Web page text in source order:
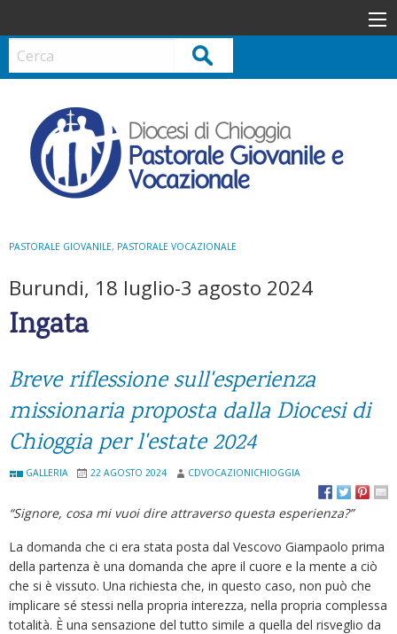
k
p
Cerca
PASTORALE GIOVANILE, PASTORALE VOCAZIONALE
Burundi, 18 luglio-3 agosto 2024
Ingata
Breve riflessione sull'esperienza
missionaria proposta dalla Diocesi di
Chioggia per l'estate 2024
GALLERIA 22 AGOSTO 2024 CDVOCAZIONICHIOGGIA
“Signore, cosa mi vuoi dire attraverso questa esperienza?”
La domanda che ci era stata posta dal Vescovo Giampaolo prima
della partenza è una domanda che apre il cuore e la mente a ciò
che si è vissuto. Una richiesta che, in questo caso, non può che
implicare sé stessi nella propria interezza, nella propria complessa
totalità. È una sensazione del tutto simile a quella del risveglio da